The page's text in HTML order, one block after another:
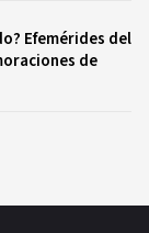
Efemérides del
de